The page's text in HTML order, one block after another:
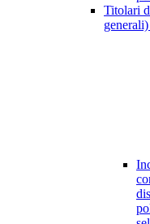
Titolari
generali)